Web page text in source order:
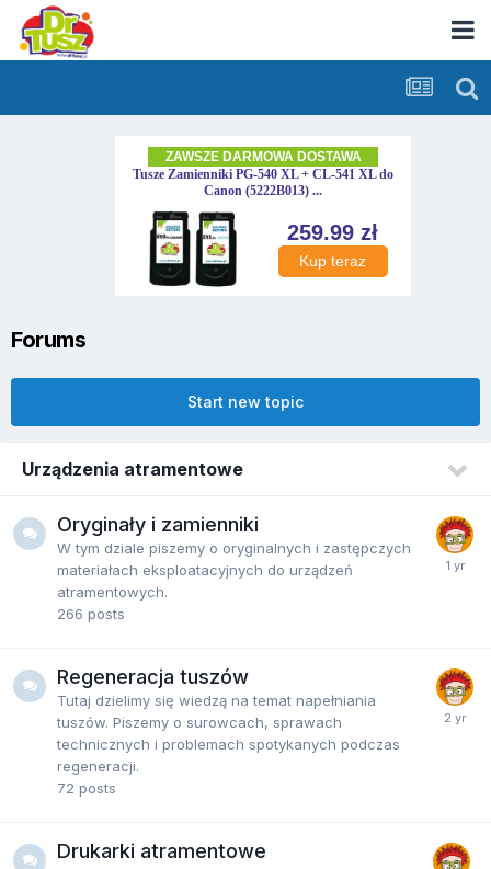
Forums
Start new topic
Urządzenia atramentowe
Oryginały i zamienniki
W tym dziale piszemy o oryginalnych i zastępczych
materiałach eksploatacyjnych do urządzeń
atramentowych.
266 posts
Regeneracja tuszów
Tutaj dzielimy się wiedzą na temat napełniania
tuszów. Piszemy o surowcach, sprawach
technicznych i problemach spotykanych podczas
regeneracji.
72 posts
Drukarki atramentowe